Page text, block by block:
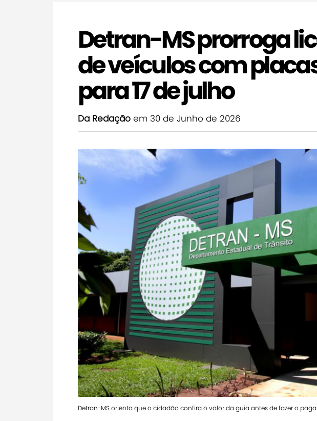
Detran-MS prorroga
de veículos com placas
para 17 de julho
Da Redação em 30 de Junho de 2026
Detran-MS orienta que o cidadão confira o valor da guia antes de fazer o